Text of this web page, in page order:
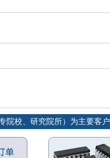
院校、研究院所）为主要客户